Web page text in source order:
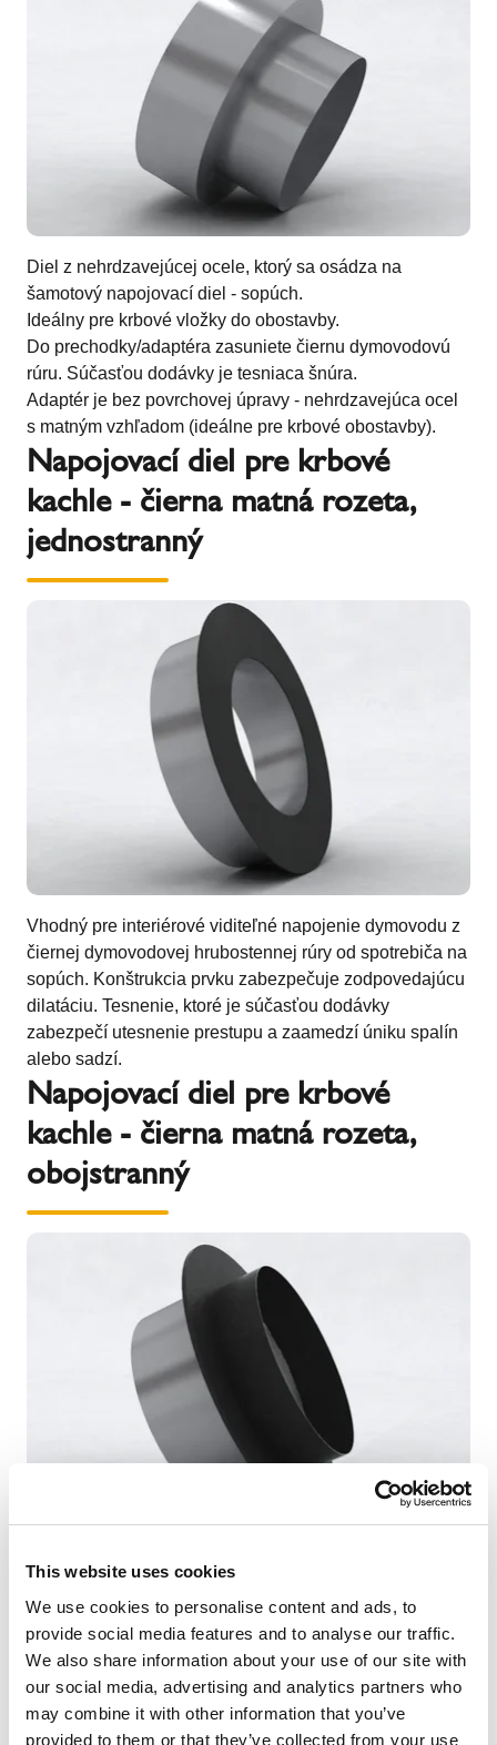
This website uses cookies
We use cookies to personalise content and ads, to
provide social media features and to analyse our traffic.
We also share information about your use of our site with
our social media, advertising and analytics partners who
may combine it with other information that you’ve
provided to them or that they’ve collected from your use
Diel z nehrdzavejúcej ocele, ktorý sa osádza na
šamotový napojovací diel - sopúch.
Ideálny pre krbové vložky do obostavby.
Do prechodky/adaptéra zasuniete čiernu dymovodovú
rúru. Súčasťou dodávky je tesniaca šnúra.
Adaptér je bez povrchovej úpravy - nehrdzavejúca ocel
s matným vzhľadom (ideálne pre krbové obostavby).
Napojovací diel pre krbové
kachle - čierna matná rozeta,
jednostranný
Vhodný pre interiérové viditeľné napojenie dymovodu z
čiernej dymovodovej hrubostennej rúry od spotrebiča na
sopúch. Konštrukcia prvku zabezpečuje zodpovedajúcu
dilatáciu. Tesnenie, ktoré je súčasťou dodávky
zabezpečí utesnenie prestupu a zaamedzí úniku spalín
alebo sadzí.
Napojovací diel pre krbové
kachle - čierna matná rozeta,
obojstranný
vyčnievajúcu čiernu časť pre zasunutie čiernej
dymovodovej rúry do presahujúcej čiernej rozety.
Konštrukcia prvku zabezpečuje zodpovedajúcu
dilatáciu. Tesnenie, ktoré je súčasťou dodávky
zabezpečí utesnenie prestupu a zamedzí úniku spalín